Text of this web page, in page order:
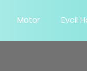
Motor Evcil